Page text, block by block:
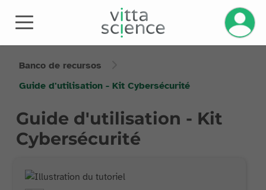
Banco de recursos
Guide d'utilisation - Kit Cybersécurité
Guide d'utilisation - Kit
Cybersécurité